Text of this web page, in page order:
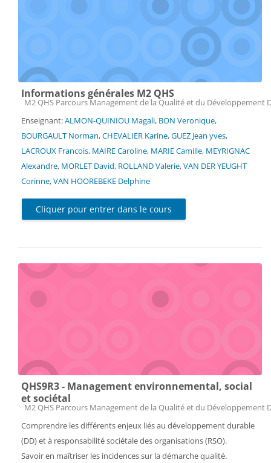
Informations générales M2 QHS
Catégorie de cours
M2 QHS Parcours Management de la Qualité et du Développement
Enseignant:ALMON-QUINIOU Magali, BON Veronique,
BOURGAULT Norman,CHEVALIER Karine,GUEZ Jean yves,
LACROUX Francois, MAIRE Caroline, MARIE Camille, MEYRIGNAC
Alexandre, MORLET David, ROLLAND Valerie,VAN DER YEUGHT
Corinne,VAN HOOREBEKE Delphine
Cliquer pour entrer dans le cours
QHS9R3 - Management environnemental, social
et sociétal
Catégorie de cours
M2 QHS Parcours Management de la Qualité et du Développement
Comprendre les différents enjeux liés au développement durable
(DD) et à responsabilité sociétale des organisations (RSO).
Savoir en maîtriser les incidences sur la démarche qualité.